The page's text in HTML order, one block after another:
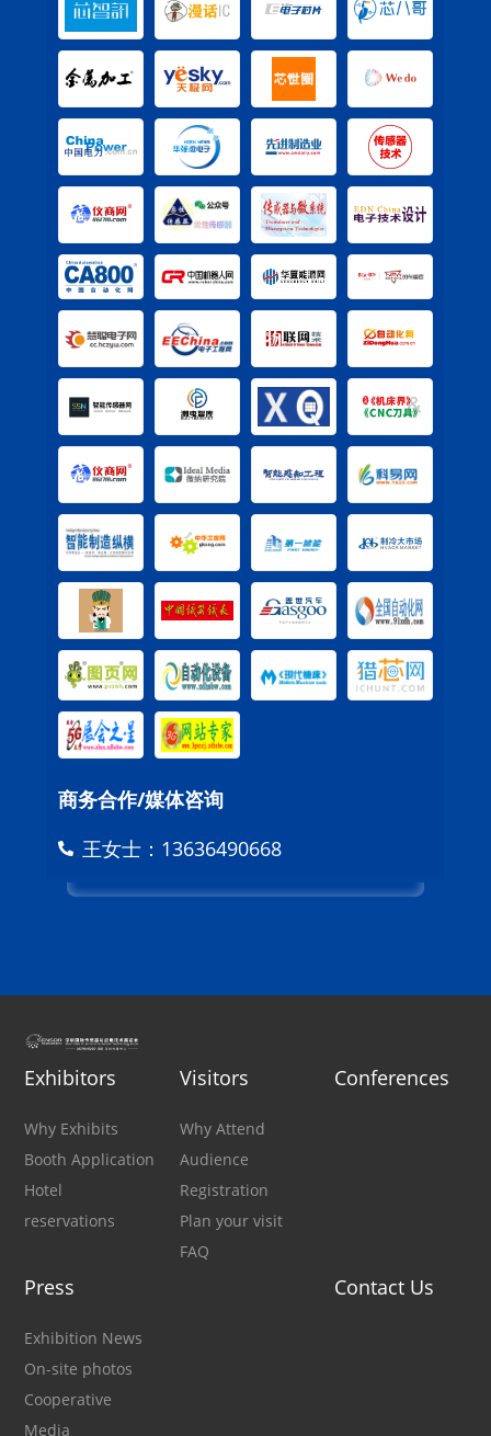
商务合作/媒体咨询
王女士：13636490668
Exhibitors
Why Exhibits
Booth Application
Hotel
reservations
Visitors
Why Attend
Audience
Registration
Plan your visit
FAQ
Conferences
Press
Exhibition News
On-site photos
Cooperative
Media
Contact Us